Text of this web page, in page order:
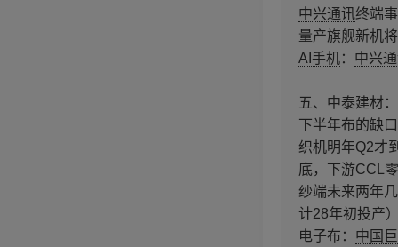
中兴通讯终端
量产旗舰新机
AI手机： 中兴通
五、中泰建材
下半年布的缺
织机明年Q2才
底，下游CCL
纱端未来两年
计28年初投产
电子布： 中国